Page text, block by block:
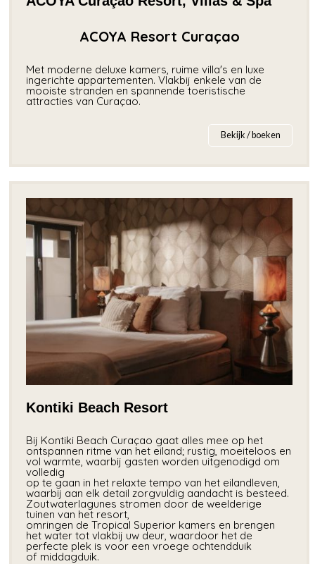
ACOYA Resort Curaçao
Met moderne deluxe kamers, ruime villa's en luxe
ingerichte appartementen. Vlakbij enkele van de
mooiste stranden en spannende toeristische
attracties van Curaçao.
Bekijk / boeken
Kontiki Beach Resort
Bij Kontiki Beach Curaçao gaat alles mee op het
ontspannen ritme van het eiland; rustig, moeiteloos en
vol warmte, waarbij gasten worden uitgenodigd om
volledig
op te gaan in het relaxte tempo van het eilandleven,
waarbij aan elk detail zorgvuldig aandacht is besteed.
Zoutwaterlagunes stromen door de weelderige
tuinen van het resort,
omringen de Tropical Superior kamers en brengen
het water tot vlakbij uw deur, waardoor het de
perfecte plek is voor een vroege ochtendduik
of middagduik.